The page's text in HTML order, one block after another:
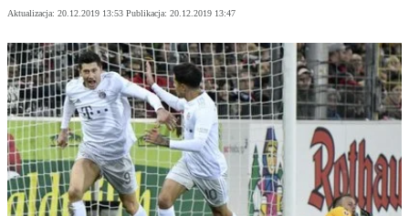
Aktualizacja: 20.12.2019 13:53 Publikacja: 20.12.2019 13:47